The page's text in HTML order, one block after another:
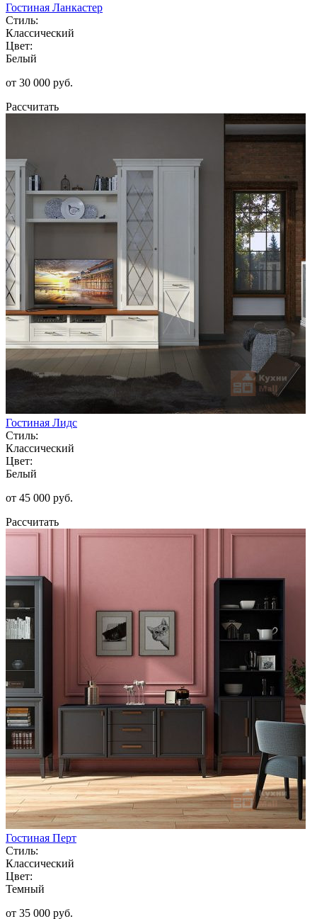
Гостиная Ланкастер
Стиль:
Классический
Цвет:
Белый
от 30 000 руб.
Рассчитать
Гостиная Лидс
Стиль:
Классический
Цвет:
Белый
от 45 000 руб.
Рассчитать
Гостиная Перт
Стиль:
Классический
Цвет:
Темный
от 35 000 руб.